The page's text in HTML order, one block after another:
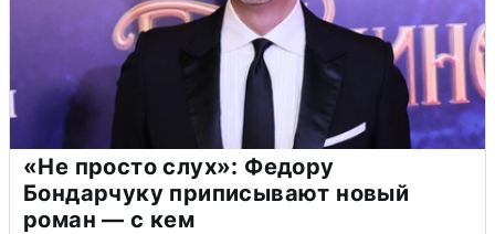
«Не просто слух»: Федору
Бондарчуку приписывают новый
роман — с кем